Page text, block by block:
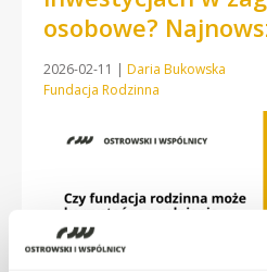
osobowe?
2026-02-11 | Daria Bukowska
Fundacja Rodzinna